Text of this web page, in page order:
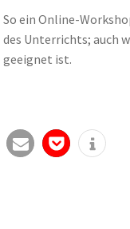
So ein Online-
des Unterrichts; auch
geeignet ist.